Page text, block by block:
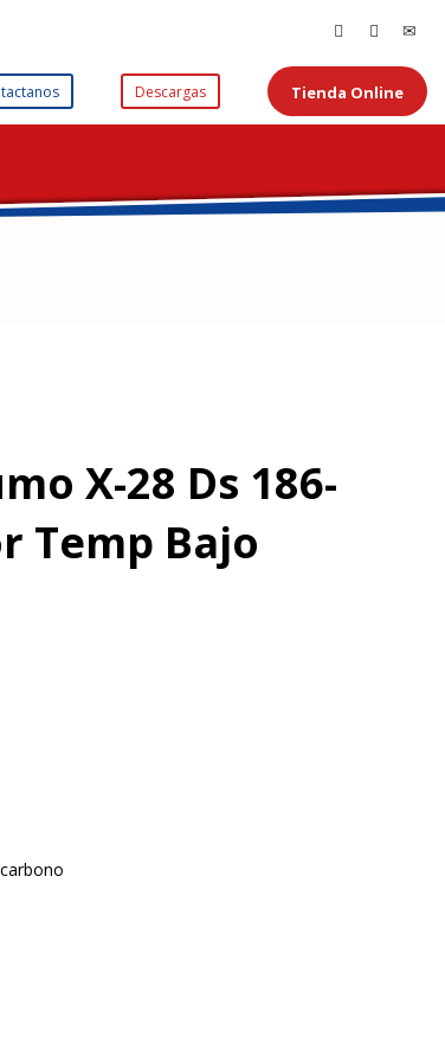
Descargas Tienda Online
X-28 Ds 186-
Temp Bajo